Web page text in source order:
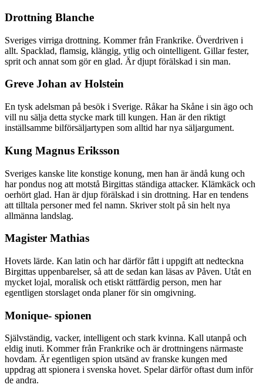
Drottning Blanche
Sveriges virriga drottning. Kommer från Frankrike. Överdriven i
allt. Spacklad, flamsig, klängig, ytlig och ointelligent. Gillar fester,
sprit och annat som gör en glad. Är djupt förälskad i sin man.
Greve Johan av Holstein
En tysk adelsman på besök i Sverige. Råkar ha Skåne i sin ägo och
vill nu sälja detta stycke mark till kungen. Han är den riktigt
inställsamme bilförsäljartypen som alltid har nya säljargument.
Kung Magnus Eriksson
Sveriges kanske lite konstige konung, men han är ändå kung och
har pondus nog att motstå Birgittas ständiga attacker. Klämkäck och
oerhört glad. Han är djup förälskad i sin drottning. Har en tendens
att tilltala personer med fel namn. Skriver stolt på sin helt nya
allmänna landslag.
Magister Mathias
Hovets lärde. Kan latin och har därför fått i uppgift att nedteckna
Birgittas uppenbarelser, så att de sedan kan läsas av Påven. Utåt en
mycket lojal, moralisk och etiskt rättfärdig person, men har
egentligen storslaget onda planer för sin omgivning.
Monique- spionen
Självständig, vacker, intelligent och stark kvinna. Kall utanpå och
eldig inuti. Kommer från Frankrike och är drottningens närmaste
hovdam. Är egentligen spion utsänd av franske kungen med
uppdrag att spionera i svenska hovet. Spelar därför oftast dum inför
de andra.